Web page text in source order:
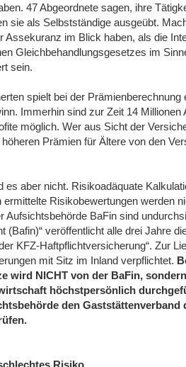
47 Abgeordnete sagen, ihre
sie als Selbstständige ausgeübt.
Assekuranz im Blick haben, als die
Gleichbehandlungsgesetzes im
sein.
spielt bei der
Immerhin sind zur Zeit 14 Millionen
möglich. Wer aus Sicht der
Prämien für Ältere von den
es aber nicht. Risikoadäquate
Risikobewertungen werden
Aufsichtsbehörde BaFin sind
(Bafin)“ veröffentlicht alle drei Jahre
KFZ-Haftpflichtversicherung“. Zur
mit Sitz im Inland verpflichtet.
wird NICHT von der BaFin,
höchstpersönlich
den